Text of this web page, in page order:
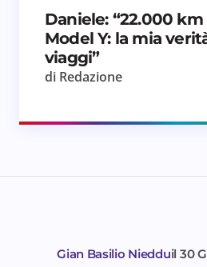
Daniele: “22.000 km
Model Y: la mia
viaggi”
di Redazione
Gian Basilio Niedduil 30